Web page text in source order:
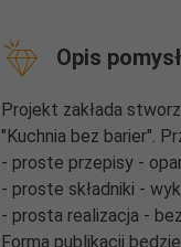
Opis
Projekt zakłada
"Kuchnia bez barier".
- proste przepisy -
- proste składniki -
- prosta realizacja -
Forma publikacji